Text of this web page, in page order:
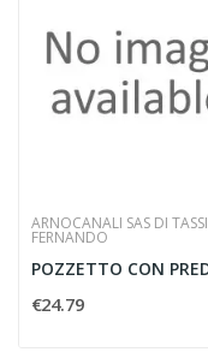
ARNOCANALI SAS DI TASSI
FERNANDO
€24.79